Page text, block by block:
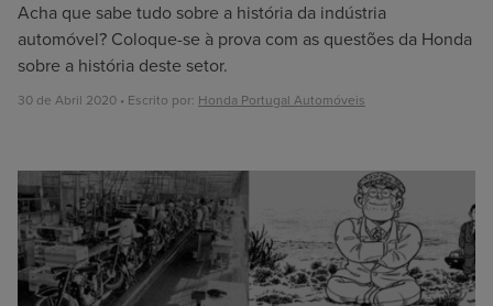
Acha que sabe tudo sobre a história da indústria
automóvel? Coloque-se à prova com as questões da Honda
sobre a história deste setor.
30 de Abril 2020 • Escrito por: Honda Portugal Automóveis